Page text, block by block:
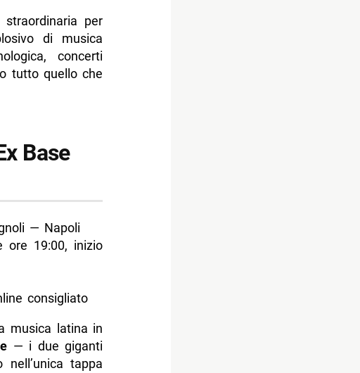
e memoria
sul mare
per
di musica
concerti
tutto quello che
Base
— Napoli
ore 19:00, inizio
consigliato
musica latina in
— i due giganti
tappa